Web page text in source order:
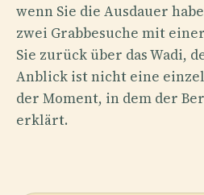
wenn Sie die Ausdauer
zwei Grabbesuche mit
Sie zurück über das Wadi,
Anblick ist nicht eine
der Moment, in dem der
erklärt.